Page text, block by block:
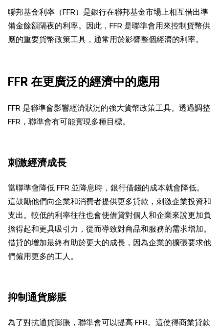
聯邦基金利率（FFR）是銀行在聯邦基金市場上相互借出準
備金餘額隔夜的利率。因此，FFR 是聯準會用來控制貨幣供
應的重要貨幣政策工具，通常用於影響整個經濟的利率。
FFR 在更廣泛的經濟中的應用
FFR 是聯準會影響經濟狀況的強大貨幣政策工具。透過調整
FFR，聯準會有可能實現多種目標。
刺激經濟成長
當聯準會降低 FFR 並降息時，銀行借錢的成本就會降低。
這鼓勵他們向企業和消費者提供更多貸款，刺激企業投資和
支出。較低的利率往往也會使借貸對個人和企業來說更加負
擔得起和更具吸引力，從而導致對商品和服務的需求增加。
借貸的增加最終有助於更大的成長，因為企業的擴張要求他
們僱用更多的工人。
抑制通貨膨脹
為了對抗通貨膨脹，聯準會可以提高 FFR。這使得商業貸款